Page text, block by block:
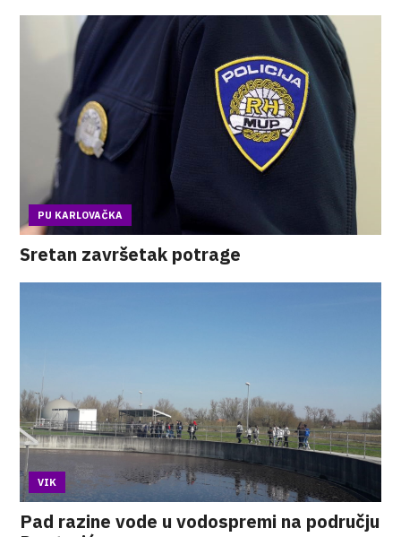
PU KARLOVAČKA
Sretan završetak potrage
VIK
Pad razine vode u vodospremi na području